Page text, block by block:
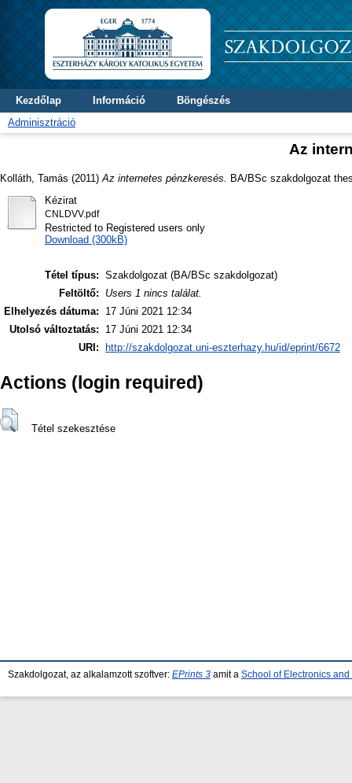
Kezdőlap Információ
Böngészés
Adminisztráció
Az
Kolláth, Tamás (2011) Az internetes pénzkeresés.
BA/BSc szakdolgozat
Kézirat
CNLDVV.pdf
Restricted to Registered users only
Download (300kB)
Tétel típus: Szakdolgozat (BA/BSc szakdolgozat)
Feltöltő:
Users 1 nincs találat.
Elhelyezés dátuma:
17 Júni 2021 12:34
Utolsó változtatás:
17 Júni 2021 12:34
URI:
http://szakdolgozat.uni-eszterhazy.hu/id/eprint/6672
Actions (login required)
Tétel szekesztése
Szakdolgozat, az alkalamzott szoftver: EPrints 3 amit a School of Electronics